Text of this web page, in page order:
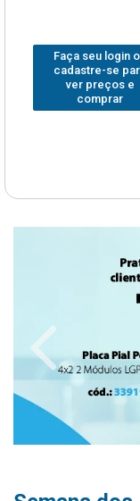
Faça seu login
cadastre-se
ver preços e
comprar